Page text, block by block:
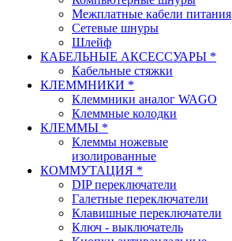
Межплатные кабели питания
Сетевые шнуры
Шлейф
КАБЕЛЬНЫЕ АКСЕССУАРЫ *
Кабельные стяжки
КЛЕММНИКИ *
Клеммники аналог WAGO
Клеммные колодки
КЛЕММЫ *
Клеммы ножевые
изолированные
КОММУТАЦИЯ *
DIP переключатели
Галетные переключатели
Клавишные переключатели
Ключ - выключатель